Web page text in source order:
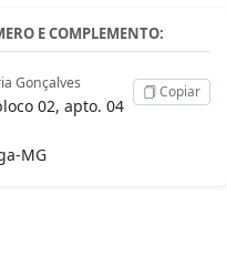
E COMPLEMENTO:
Gonçalves
02, apto. 04
MG
Copiar